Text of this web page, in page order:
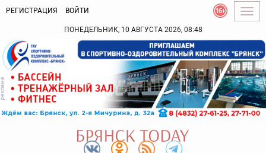
РЕГИСТРАЦИЯ ВОЙТИ
ПОНЕДЕЛЬНИК, 10 АВГУСТА 2026, 08:48